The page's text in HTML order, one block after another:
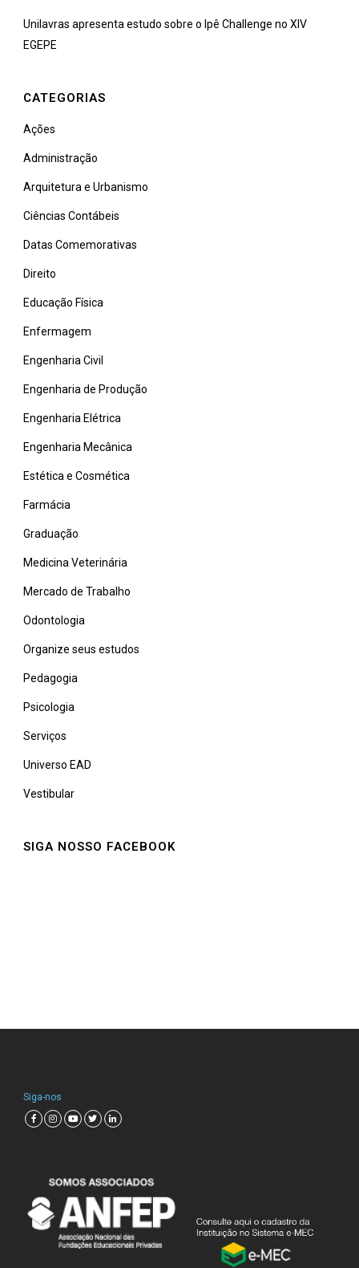
Unilavras apresenta estudo sobre o Ipê Challenge no XIV
EGEPE
CATEGORIAS
Ações
Administração
Arquitetura e Urbanismo
Ciências Contábeis
Datas Comemorativas
Direito
Educação Física
Enfermagem
Engenharia Civil
Engenharia de Produção
Engenharia Elétrica
Engenharia Mecânica
Estética e Cosmética
Farmácia
Graduação
Medicina Veterinária
Mercado de Trabalho
Odontologia
Organize seus estudos
Pedagogia
Psicologia
Serviços
Universo EAD
Vestibular
SIGA NOSSO FACEBOOK
Siga-nos